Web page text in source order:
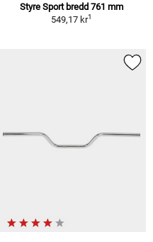
Styre Sport bredd 761 mm
549,17 kr1